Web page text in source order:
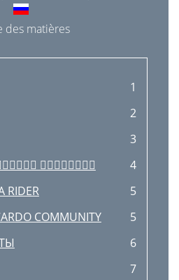
des matières
1
2
3

4
RIDER
5
COMMUNITY
5
6
7